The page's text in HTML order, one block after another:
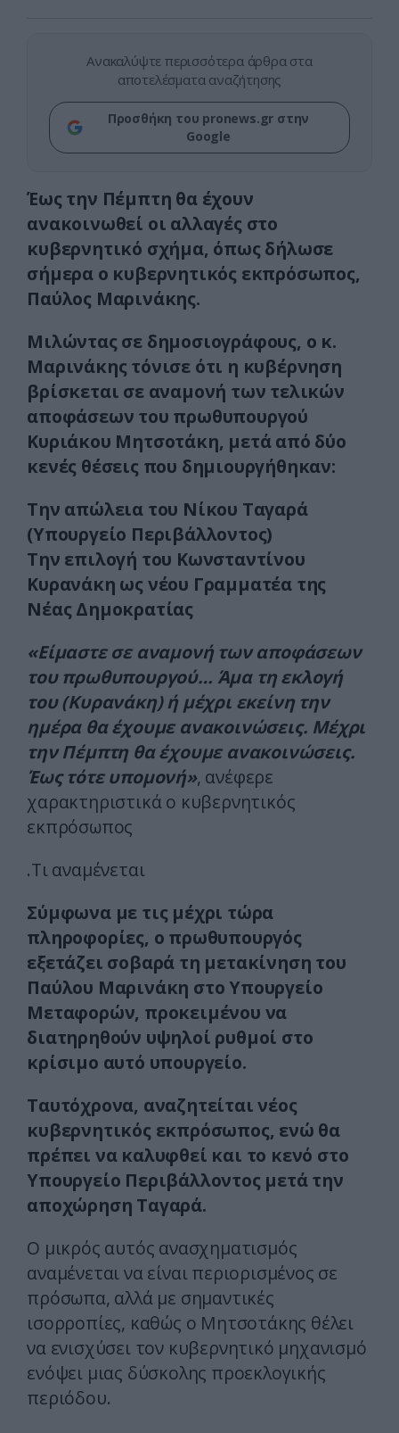
Ανακαλύψτε περισσότερα άρθρα στα
αποτελέσματα αναζήτησης
Προσθήκη του pronews.gr στην
Google
Έως την Πέμπτη θα έχουν
ανακοινωθεί οι αλλαγές στο
κυβερνητικό σχήμα, όπως δήλωσε
σήμερα ο κυβερνητικός εκπρόσωπος,
Παύλος Μαρινάκης.
Μιλώντας σε δημοσιογράφους, ο κ.
Μαρινάκης τόνισε ότι η κυβέρνηση
βρίσκεται σε αναμονή των τελικών
αποφάσεων του πρωθυπουργού
Κυριάκου Μητσοτάκη, μετά από δύο
κενές θέσεις που δημιουργήθηκαν:
Την απώλεια του Νίκου Ταγαρά
(Υπουργείο Περιβάλλοντος)
Την επιλογή του Κωνσταντίνου
Κυρανάκη ως νέου Γραμματέα της
Νέας Δημοκρατίας
«Είμαστε σε αναμονή των αποφάσεων
του πρωθυπουργού… Άμα τη εκλογή
του (Κυρανάκη) ή μέχρι εκείνη την
ημέρα θα έχουμε ανακοινώσεις. Μέχρι
την Πέμπτη θα έχουμε ανακοινώσεις.
Έως τότε υπομονή», ανέφερε
χαρακτηριστικά ο κυβερνητικός
εκπρόσωπος
.Τι αναμένεται
Σύμφωνα με τις μέχρι τώρα
πληροφορίες, ο πρωθυπουργός
εξετάζει σοβαρά τη μετακίνηση του
Παύλου Μαρινάκη στο Υπουργείο
Μεταφορών, προκειμένου να
διατηρηθούν υψηλοί ρυθμοί στο
κρίσιμο αυτό υπουργείο.
Ταυτόχρονα, αναζητείται νέος
κυβερνητικός εκπρόσωπος, ενώ θα
πρέπει να καλυφθεί και το κενό στο
Υπουργείο Περιβάλλοντος μετά την
αποχώρηση Ταγαρά.
Ο μικρός αυτός ανασχηματισμός
αναμένεται να είναι περιορισμένος σε
πρόσωπα, αλλά με σημαντικές
ισορροπίες, καθώς ο Μητσοτάκης θέλει
να ενισχύσει τον κυβερνητικό μηχανισμό
ενόψει μιας δύσκολης προεκλογικής
περιόδου.